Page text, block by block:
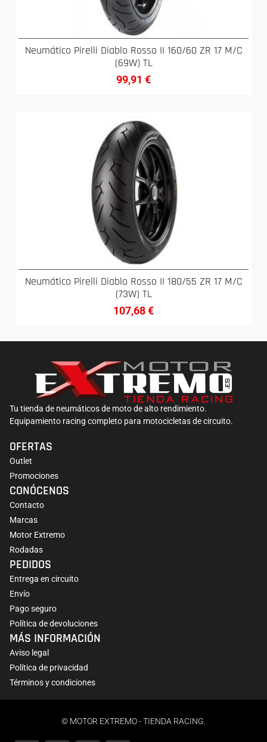
Neumático Pirelli Diablo Rosso II 160/60 ZR 17 M/C
(69W) TL
99,91 €
Neumático Pirelli Diablo Rosso II 180/55 ZR 17 M/C
(73W) TL
107,68€
Tu tienda de neumáticos de moto de alto rendimiento.
Equipamiento racing completo para motocicletas de circuito.
OFERTAS
Outlet
Promociones
CONÓCENOS
Contacto
Marcas
Motor Extremo
Rodadas
PEDIDOS
Entrega en circuito
Envío
Pago seguro
Política de devoluciones
MÁS INFORMACIÓN
Aviso legal
Política de privacidad
Términos y condiciones
© MOTOR EXTREMO - TIENDA RACING.